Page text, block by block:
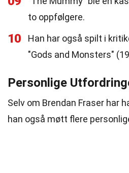
to oppfølgere.
10
Han har også spilt i
"Gods and Monsters"
Personlige
Selv om Brendan Fraser har
han også møtt flere